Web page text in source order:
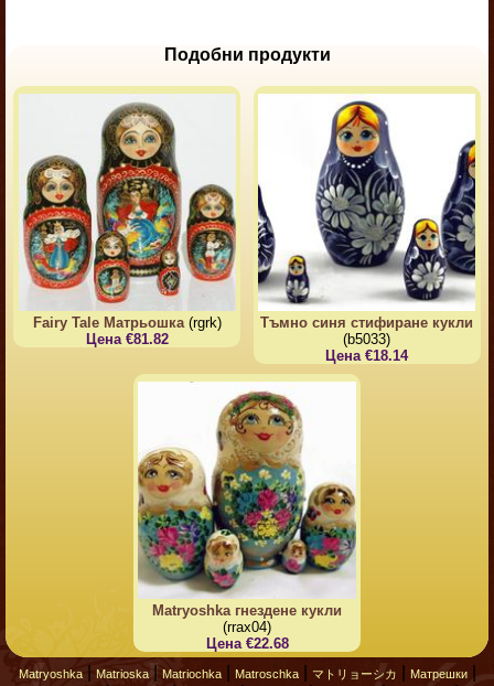
Подобни продукти
Fairy Tale Матрьошка(rgrk)
Цена €81.82
Тъмно синя стифиране кукли
(b5033)
Цена €18.14
Matryoshka гнездене кукли
(rrax04)
Цена €22.68
Matryoshka| Matrioska| Matriochka| Matroschka| マトリョーシカ Матрешки|